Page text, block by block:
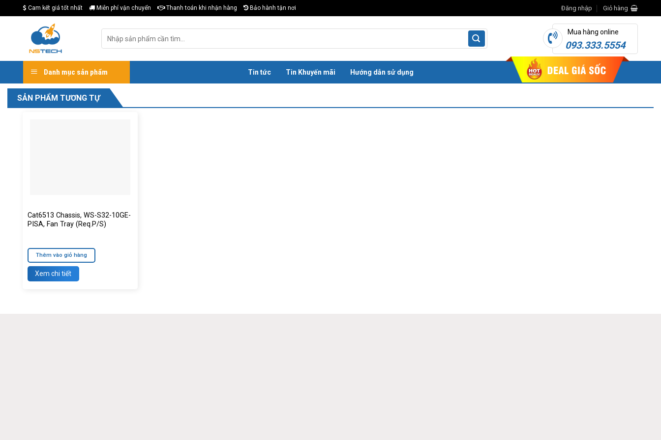
to
Cam kết giá tốt nhất Miễn phí vận chuyển Thanh toán khi nhận hàng Bảo hành tận nơi Đăng nhập Giỏ hàng
kiếm:
Mua hàng online
093.333.5554
Danh mục sản phẩm Tin tức Tin Khuyến mãi Hướng dẫn sử dụng
SẢN PHẨM TƯƠNG TỰ
Cat6513 Chassis, WS-S32-10GE-
PISA, Fan Tray (Req.P/S)
Thêm vào giỏ hàng
Xem chi tiết